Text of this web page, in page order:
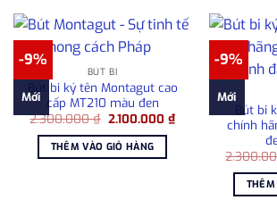
-9%
Mới
BÚT BI
Bút bi ký tên Montagut cao
cấp MT210 màu đen
2.300.000₫ Giá
là:
2.300.000 ₫.
2.100.000 ₫Giá
2.100.000 ₫.
THÊM VÀO GIỎ HÀNG
-9%
Mới
Bút bi
chính
THÊM